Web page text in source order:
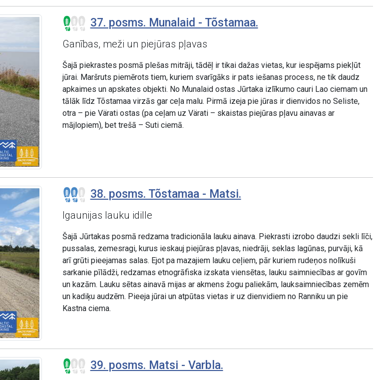
37. posms. Munalaid - Tõstamaa.
Ganības, meži un piejūras pļavas
Šajā piekrastes posmā plešas mitrāji, tādēļ ir tikai dažas vietas, kur iespējams piekļūt
jūrai. Maršruts piemērots tiem, kuriem svarīgāks ir pats iešanas process, ne tik daudz
apkaimes un apskates objekti. No Munalaid ostas Jūrtaka izlīkumo cauri Lao ciemam un
tālāk līdz Tõstamaa virzās gar ceļa malu. Pirmā izeja pie jūras ir dienvidos no Seliste,
otra – pie Värati ostas (pa ceļam uz Värati – skaistas piejūras pļavu ainavas ar
mājlopiem), bet trešā – Suti ciemā.
38. posms. Tõstamaa - Matsi.
Igaunijas lauku idille
Šajā Jūrtakas posmā redzama tradicionāla lauku ainava. Piekrasti izrobo daudzi sekli līči,
pussalas, zemesragi, kurus ieskauj piejūras pļavas, niedrāji, seklas lagūnas, purvāji, kā
arī grūti pieejamas salas. Ejot pa mazajiem lauku ceļiem, pār kuriem rudeņos nolīkuši
sarkanie pīlādži, redzamas etnogrāfiska izskata viensētas, lauku saimniecības ar govīm
un kazām. Lauku sētas ainavā mijas ar akmens žogu paliekām, lauksaimniecības zemēm
un kadiķu audzēm. Pieeja jūrai un atpūtas vietas ir uz dienvidiem no Ranniku un pie
Kastna ciema.
39. posms. Matsi - Varbla.